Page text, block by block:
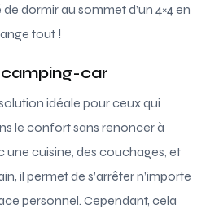
dormir au sommet d’un 4×4 en
tout !
camping-car
idéale pour ceux qui
le confort sans renoncer à
une cuisine, des couchages, et
il permet de s’arrêter n’importe
personnel. Cependant, cela